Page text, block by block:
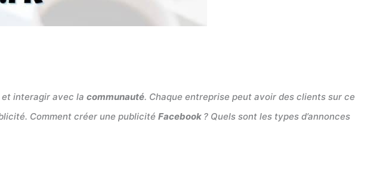
interagir avec la communauté. Chaque entreprise peut avoir des clients sur ce
Comment créer une publicité Facebook ? Quels sont les types d’annonces